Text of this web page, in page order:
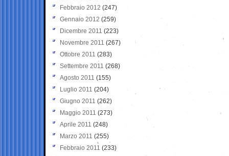
Febbraio 2012 (247)
Gennaio 2012 (259)
Dicembre 2011 (223)
Novembre 2011 (267)
Ottobre 2011 (283)
Settembre 2011 (268)
Agosto 2011 (155)
Luglio 2011 (204)
Giugno 2011 (262)
Maggio 2011 (273)
Aprile 2011 (248)
Marzo 2011 (255)
Febbraio 2011 (233)